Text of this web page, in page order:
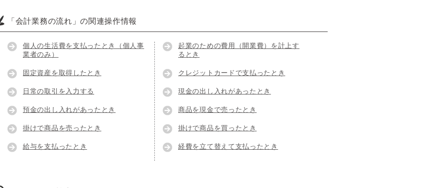
「会計業務の流れ」の関連操作情報
個人の生活費を支払ったとき（個人事
業者のみ）
起業のための費用（開業費）を計上す
るとき
固定資産を取得したとき クレジットカードで支払ったとき
日常の取引を入力する 現金の出し入れがあったとき
預金の出し入れがあったとき 商品を現金で売ったとき
掛けで商品を売ったとき 掛けで商品を買ったとき
給与を支払ったとき 経費を立て替えて支払ったとき